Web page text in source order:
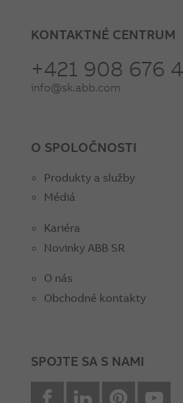
KONTAKTNÉ CENTRUM
+421 908 676
info@sk.abb.com
O SPOLOČNOSTI
Produkty a služby
Médiá
Kariéra
Novinky ABB SR
O nás
Obchodné kontakty
SPOJTE SA S NAMI
facebookLinkedin Pinterest